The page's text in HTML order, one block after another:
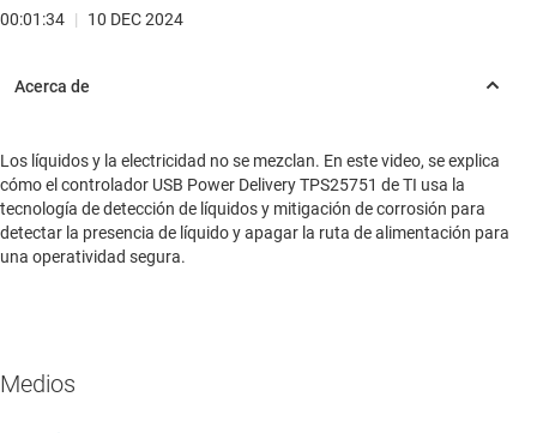
00:01:34 | 10 DEC 2024
Los líquidos y la electricidad no se mezclan. En este video, se explica
cómo el controlador USB Power Delivery TPS25751 de TI usa la
tecnología de detección de líquidos y mitigación de corrosión para
detectar la presencia de líquido y apagar la ruta de alimentación para
una operatividad segura.
Medios